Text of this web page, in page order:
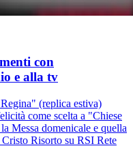
con
e alla tv
(replica estiva)
come scelta a "Chiese
Messa domenicale e quella
Risorto su RSI Rete